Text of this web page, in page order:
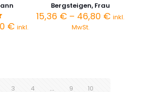
€Preisspanne:
inkl.
Bergsteigen, Frau
15,36 € – 46,80 € inkl.
MwSt.
3 4 … 9 10